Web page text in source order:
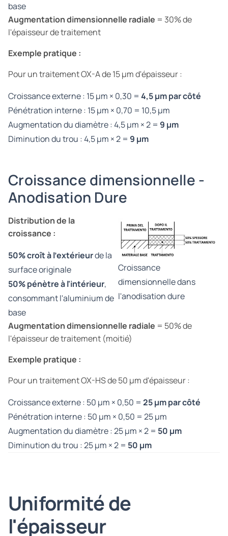
base
Augmentation dimensionnelle radiale = 30% de
l'épaisseur de traitement
Exemple pratique :
Pour un traitement OX-A de 15 µm d'épaisseur :
Croissance externe : 15 µm × 0,30 = 4,5 µm par côté
Pénétration interne : 15 µm × 0,70 = 10,5 µm
Augmentation du diamètre : 4,5 µm × 2 = 9 µm
Diminution du trou : 4,5 µm × 2 = 9 µm
Croissance dimensionnelle -
Anodisation Dure
Croissance
dimensionnelle dans
l'anodisation dure
Distribution de la
croissance :
50% croît à l'extérieurde la
surface originale
50% pénètre à l'intérieur,
consommant l'aluminium de
base
Augmentation dimensionnelle radiale = 50% de
l'épaisseur de traitement (moitié)
Exemple pratique :
Pour un traitement OX-HS de 50 µm d'épaisseur :
Croissance externe : 50 µm × 0,50 = 25 µm par côté
Pénétration interne : 50 µm × 0,50 = 25 µm
Augmentation du diamètre : 25 µm × 2 = 50 µm
Diminution du trou : 25 µm × 2 = 50 µm
Uniformité de
l'épaisseur